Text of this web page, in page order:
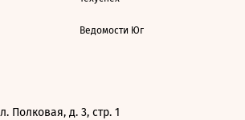
Ведомости Юг
Полковая, д. 3, стр. 1